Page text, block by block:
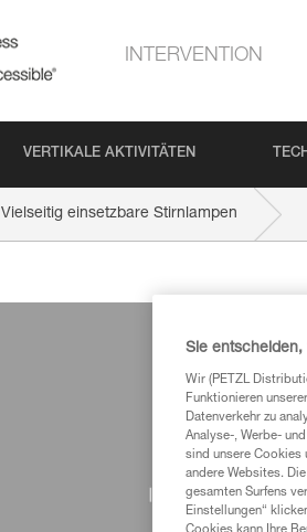
INTERVENTION
VERTIKALE AKTIVITÄTEN
Vielseitig einsetzbare Stirnlampen
Sie
Wir (PETZL
Funktionieren
Datenverkehr zu
Analyse-, Werbe-
sind unsere Cookies
andere Websites.
gesamten Surfens
Einstellungen“